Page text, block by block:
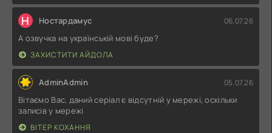
Н Ностардамус 06.07.26
А озвучка на українській мові буде?
ЗАХИСТИТИ АЙДОЛА
AdminAdmin 05.07.26
Вітаємо Вас, даний серіал є відсутній у мережі, оскільки
записів у мережі
ВІТЕР КОХАННЯ